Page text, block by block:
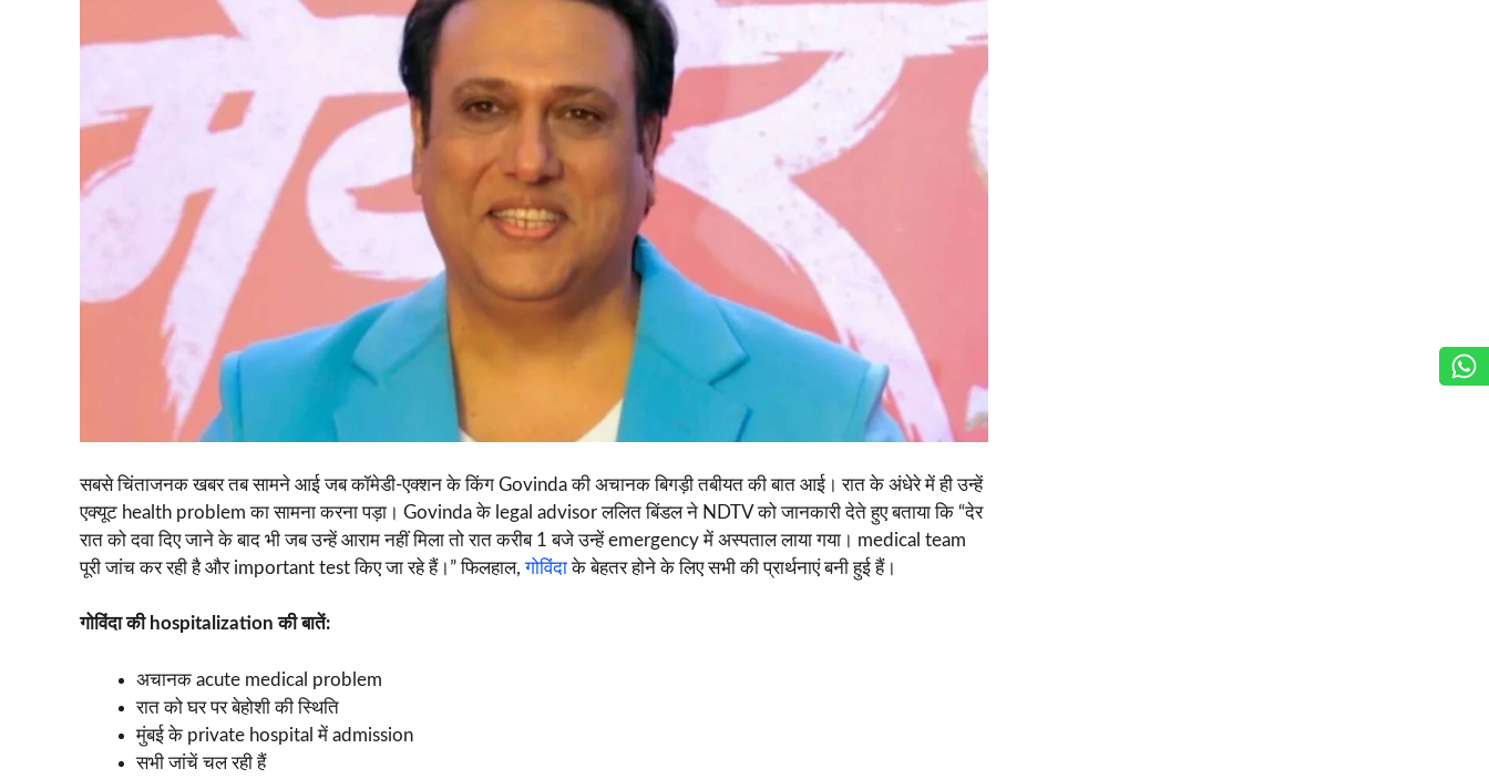
सबसे चिंताजनक खबर तब सामने आई जब कॉमेडी-एक्शन के किंग Govinda की अचानक बिगड़ी तबीयत की बात आई। रात के अंधेरे में ही उन्हें
एक्यूट health problem का सामना करना पड़ा। Govinda के legal advisor ललित बिंडल ने NDTV को जानकारी देते हुए बताया कि “देर
रात को दवा दिए जाने के बाद भी जब उन्हें आराम नहीं मिला तो रात करीब 1 बजे उन्हें emergency में अस्पताल लाया गया। medical team
पूरी जांच कर रही है और important test किए जा रहे हैं।” फिलहाल,गोविंदाके बेहतर होने के लिए सभी की प्रार्थनाएं बनी हुई हैं।
गोविंदा की hospitalization की बातें:
अचानक acute medical problem
रात को घर पर बेहोशी की स्थिति
मुंबई के private hospital में admission
सभी जांचें चल रही हैं